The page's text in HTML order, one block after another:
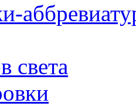
светa